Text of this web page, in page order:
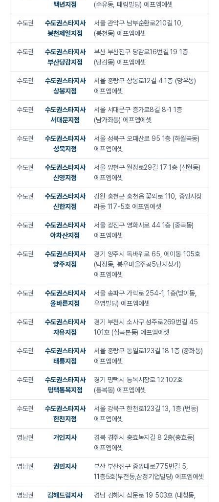
백년지점
(수유동, 태림빌딩) 에프엠에셋
수도권
수도권스타지사
봉천제일지점
서울 관악구 남부순환로210길 10,
(봉천동) 에프엠에셋
수도권
수도권스타지사
부산당감지점
부산 부산진구 당감로16번길 19 1층
(당감동) 에프엠에셋
수도권
수도권스타지사
상봉지점
서울 중랑구 상봉로12길 4 1층 (망우동)
에프엠에셋
수도권
수도권스타지사
서대문지점
서울 서대문구 증가로8길 8-1 1층
(남가좌동) 에프엠에셋
수도권
수도권스타지사
성북지점
서울 성북구 오패산로 95 1층 (하월곡동)
에프엠에셋
수도권
수도권스타지사
신영지점
서울 양천구 월정로29길 17 1층 (신월동)
에프엠에셋
수도권
수도권스타지사
신한지점
강원 홍천군 홍천읍 꽃뫼로 110, 중앙시장
라동 117-5호 에프엠에셋
수도권
수도권스타지사
아차산지점
서울 광진구 영화사로 44 1층 (중곡동)
에프엠에셋
수도권
수도권스타지사
양주지점
경기 양주시 독바위로 65, 에이동 105호
(덕정동, 봉우마을주공5단지상가)
에프엠에셋
수도권
수도권스타지사
올바른지점
서울 송파구 가락로 254-1, 1층(방이동,
우영빌딩) 에프엠에셋
수도권
수도권스타지사
자유지점
경기 부천시 소사구 성주로269번길 45
101호 (심곡본동) 에프엠에셋
수도권
수도권스타지사
태릉지점
서울 중랑구 동일로123길 18 1층 (중화동)
에프엠에셋
수도권
수도권스타지사
평택통복지점
경기 평택시 통복시장로 12 102호
(통복동) 에프엠에셋
수도권
수도권스타지사
한천지점
서울 강북구 한천로123길 13, 1층 (번동)
에프엠에셋
영남권 거인지사
경북 경주시 충효녹지길 8 2층(충효동)
에프엠에셋
영남권 권민지사
부산 부산진구 중앙대로775번길 5,
11층5호(부전동,삼정기업빌딩) 에프엠에셋
영남권 김해드림지사
경남 김해시 삼문로 19 503호 (대청동,